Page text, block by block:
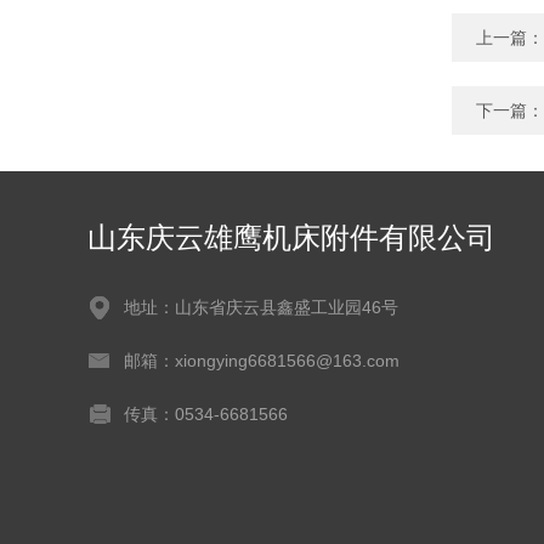
上一篇：
下一篇：
山东庆云雄鹰机床附件有限公司
地址：山东省庆云县鑫盛工业园46号
邮箱：xiongying6681566@163.com
传真：0534-6681566